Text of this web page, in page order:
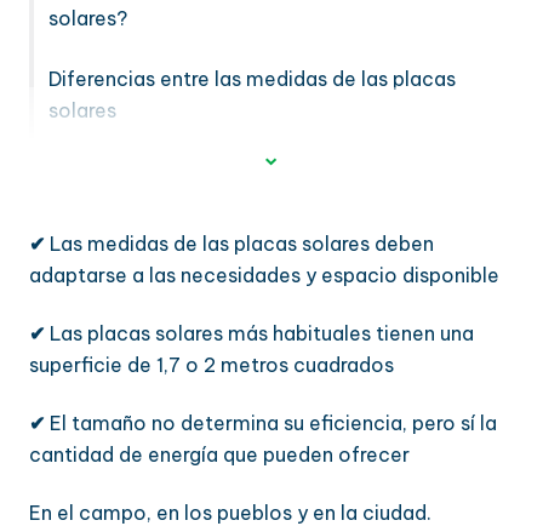
solares?
Diferencias entre las medidas de las placas
solares
¿Son mejores las placas solares pequeñas o las
✔ Las medidas de las placas solares deben
adaptarse a las necesidades y espacio disponible
✔ Las placas solares más habituales tienen una
superficie de 1,7 o 2 metros cuadrados
✔ El tamaño no determina su eficiencia, pero sí la
cantidad de energía que pueden ofrecer
En el campo, en los pueblos y en la ciudad.